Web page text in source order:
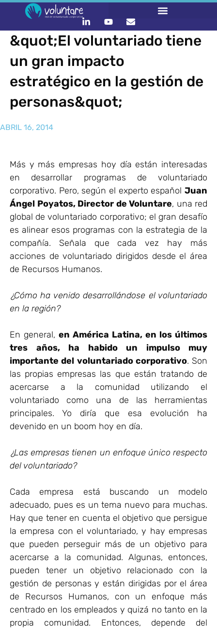
&quot;El voluntariado tiene
un gran impacto
estratégico en la gestión de
personas&quot;
ABRIL 16, 2014
Más y más empresas hoy día están interesadas
en desarrollar programas de voluntariado
corporativo. Pero, según el experto español Juan
Ángel Poyatos, Director de Voluntare, una red
global de voluntariado corporativo; el gran desafío
es alinear esos programas con la estrategia de la
compañía. Señala que cada vez hay más
acciones de voluntariado dirigidos desde el área
de Recursos Humanos.
¿Cómo ha venido desarrollándose el voluntariado
en la región?
En general, en América Latina, en los últimos
tres años, ha habido un impulso muy
importante del voluntariado corporativo. Son
las propias empresas las que están tratando de
acercarse a la comunidad utilizando el
voluntariado como una de las herramientas
principales. Yo diría que esa evolución ha
devenido en un boom hoy en día.
¿Las empresas tienen un enfoque único respecto
del voluntariado?
Cada empresa está buscando un modelo
adecuado, pues es un tema nuevo para muchas.
Hay que tener en cuenta el objetivo que persigue
la empresa con el voluntariado, y hay empresas
que pueden perseguir más de un objetivo para
acercarse a la comunidad. Algunas, entonces,
pueden tener un objetivo relacionado con la
gestión de personas y están dirigidas por el área
de Recursos Humanos, con un enfoque más
centrado en los empleados y quizá no tanto en la
propia comunidad. Entonces, depende del